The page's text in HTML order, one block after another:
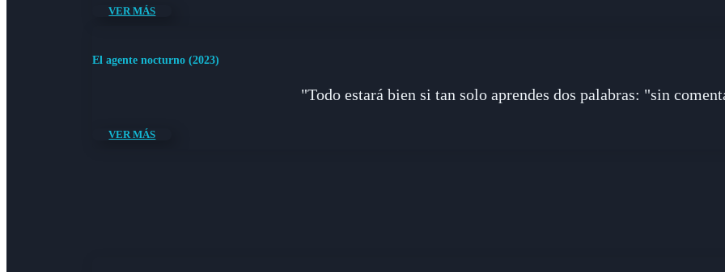
VER MÁS
El agente nocturno (2023)
"Todo estará bien si tan solo aprendes dos palabras: "sin
VER MÁS